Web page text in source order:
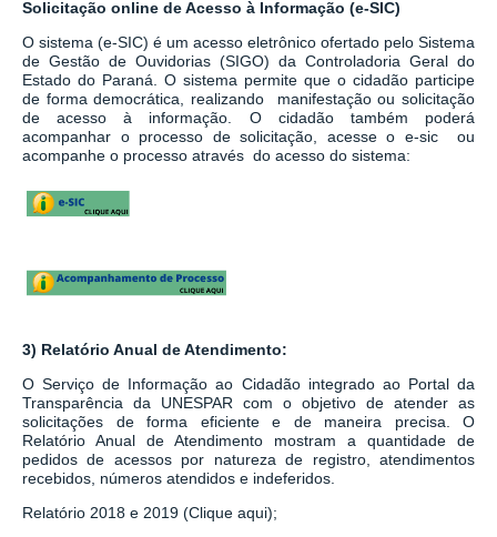
Solicitação online de Acesso à Informação (e-SIC)
O sistema (e-SIC) é um acesso eletrônico ofertado pelo Sistema
de Gestão de Ouvidorias (SIGO) da Controladoria Geral do
Estado do Paraná. O sistema permite que o cidadão participe
de forma democrática, realizando manifestação ou solicitação
de acesso à informação. O cidadão também poderá
acompanhar o processo de solicitação, acesse o e-sic ou
acompanhe o processo através do acesso do sistema:
3) Relatório Anual de Atendimento:
O Serviço de Informação ao Cidadão integrado aoPortal da
Transparência da UNESPAR
com o objetivo de atender as
solicitações de forma eficiente e de maneira precisa. O
Relatório Anual de Atendimento mostram a quantidade de
pedidos de acessos por natureza de registro, atendimentos
recebidos, números atendidos e indeferidos.
Relatório 2018 e 2019 (Clique aqui);